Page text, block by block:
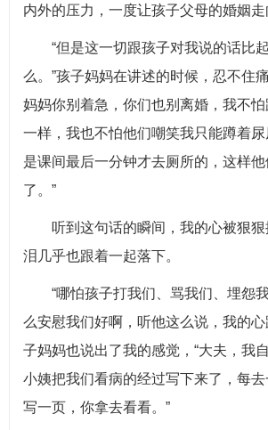
内外的压力，一度让孩子父母的婚姻走
“但是这一切跟孩子对我说的话比
么。”孩子妈妈在讲述的时候，忍不住
妈妈你别着急，你们也别离婚，我不
一样，我也不怕他们嘲笑我只能蹲着
是课间最后一分钟才去厕所的，这样
了。”
听到这句话的瞬间，我的心被狠
泪几乎也跟着一起落下。
“哪怕孩子打我们、骂我们、埋怨
么安慰我们好啊，听他这么说，我的心
子妈妈也说出了我的感觉，“大夫，我
小姨把我们看病的经过写下来了，每
写一页，你拿去看看。”